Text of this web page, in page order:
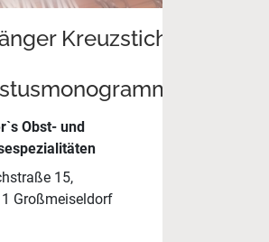
Kreuzstich
Obst- und
15,
Großmeiseldorf